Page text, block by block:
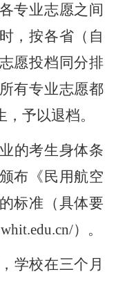
专业志愿之间
，按各省（自
愿投档同分排
有专业志愿都
予以退档。
的考生身体条
布《民用航空
标准（具体要
）。
学校在三个月